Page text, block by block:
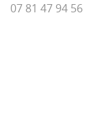
07 81 47 94 56